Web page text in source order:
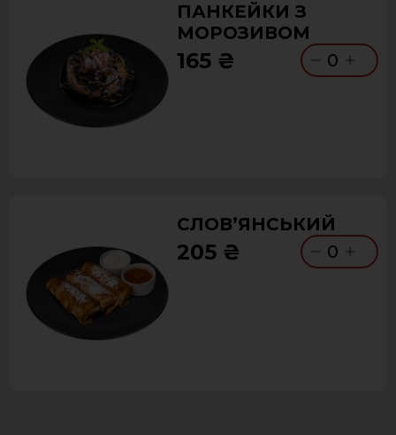
ПАНКЕЙКИ З
МОРОЗИВОМ
165 ₴ 0
СЛОВ’ЯНСЬКИЙ
205 ₴ 0